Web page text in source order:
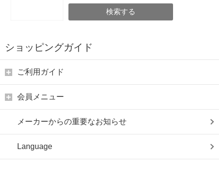
検索する
ショッピングガイド
ご利用ガイド
会員メニュー
メーカーからの重要なお知らせ
Language